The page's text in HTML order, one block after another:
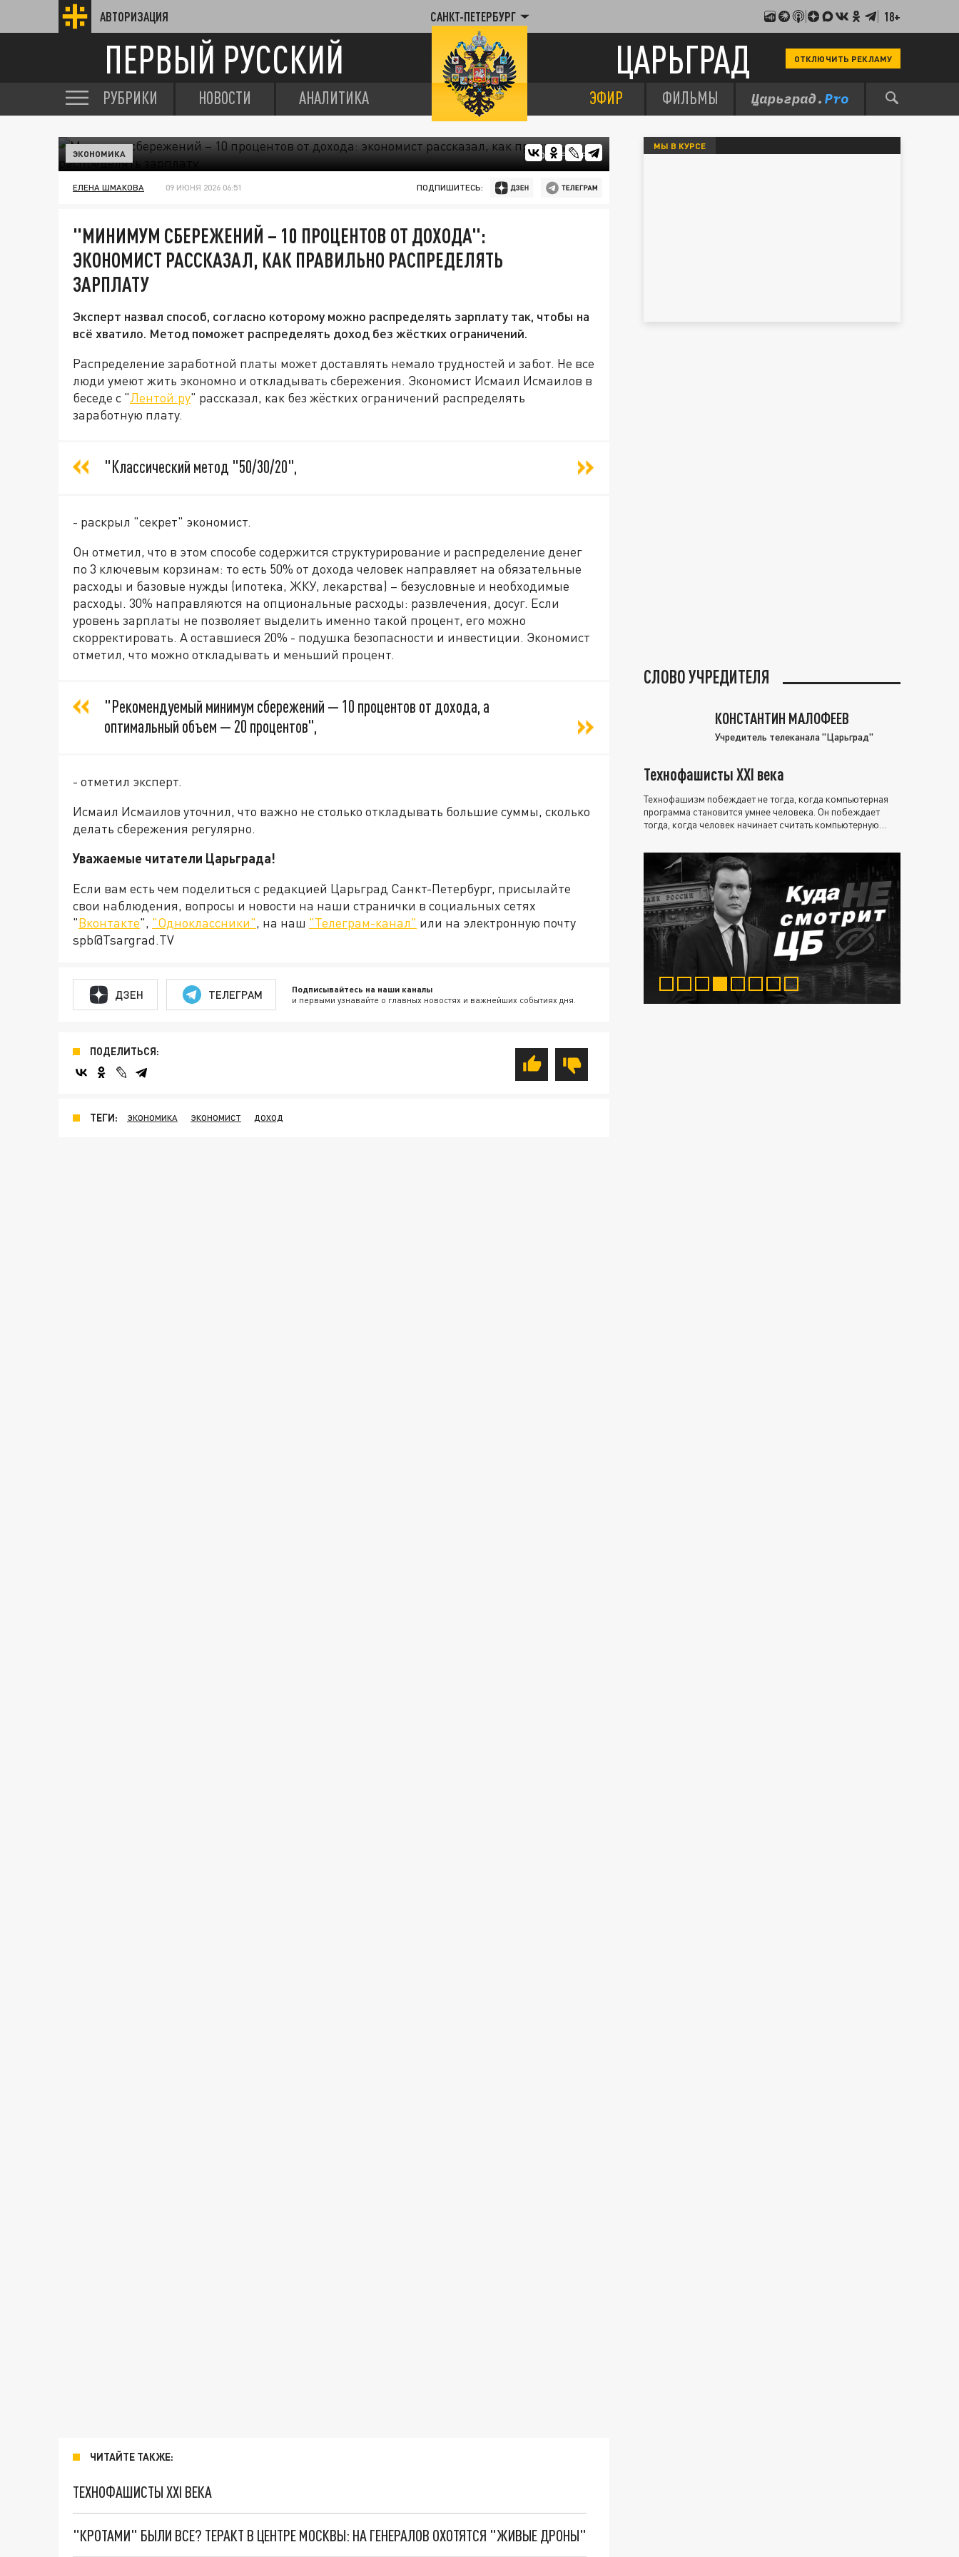
АВТОРИЗАЦИЯ САНКТ-ПЕТЕРБУРГ 18+
ПЕРВЫЙ РУССКИЙ ЦАРЬГРАД ОТКЛЮЧИТЬ РЕКЛАМУ
РУБРИКИ НОВОСТИ АНАЛИТИКА ЭФИР ФИЛЬМЫ
ФОТО: FREEPIK
ЭКОНОМИКА
ЕЛЕНА ШМАКОВА 09 ИЮНЯ 2026 06:51 ПОДПИШИТЕСЬ:
"МИНИМУМ СБЕРЕЖЕНИЙ – 10 ПРОЦЕНТОВ ОТ ДОХОДА":
ЭКОНОМИСТ РАССКАЗАЛ, КАК ПРАВИЛЬНО РАСПРЕДЕЛЯТЬ
ЗАРПЛАТУ
Эксперт назвал способ, согласно которому можно распределять зарплату так, чтобы на
всё хватило. Метод поможет распределять доход без жёстких ограничений.
Распределение заработной платы может доставлять немало трудностей и забот. Не все
люди умеют жить экономно и откладывать сбережения. Экономист Исмаил Исмаилов в
беседе с "Лентой.ру" рассказал, как без жёстких ограничений распределять
заработную плату.
"Классический метод "50/30/20",
- раскрыл "секрет" экономист.
Он отметил, что в этом способе содержится структурирование и распределение денег
по 3 ключевым корзинам: то есть 50% от дохода человек направляет на обязательные
расходы и базовые нужды (ипотека, ЖКУ, лекарства) – безусловные и необходимые
расходы. 30% направляются на опциональные расходы: развлечения, досуг. Если
уровень зарплаты не позволяет выделить именно такой процент, его можно
скорректировать. А оставшиеся 20% - подушка безопасности и инвестиции. Экономист
отметил, что можно откладывать и меньший процент.
"Рекомендуемый минимум сбережений — 10 процентов от дохода, а
оптимальный объем — 20 процентов",
- отметил эксперт.
Исмаил Исмаилов уточнил, что важно не столько откладывать большие суммы, сколько
делать сбережения регулярно.
Уважаемые читатели Царьграда!
Если вам есть чем поделиться с редакцией Царьград Санкт-Петербург, присылайте
свои наблюдения, вопросы и новости на наши странички в социальных сетях
"Вконтакте", "Одноклассники", на наш "Телеграм-канал" или на электронную почту
spb@Tsargrad.TV
ДЗЕН ТЕЛЕГРАМ Подписывайтесь на наши каналы
и первыми узнавайте о главных новостях и важнейших событиях дня.
ПОДЕЛИТЬСЯ:
ТЕГИ: ЭКОНОМИКА ЭКОНОМИСТ ДОХОД
ЧИТАЙТЕ ТАКЖЕ:
ТЕХНОФАШИСТЫ XXI ВЕКА
"КРОТАМИ" БЫЛИ ВСЕ? ТЕРАКТ В ЦЕНТРЕ МОСКВЫ: НА ГЕНЕРАЛОВ ОХОТЯТСЯ "ЖИВЫЕ ДРОНЫ"
МЫ В КУРСЕ
СЛОВО УЧРЕДИТЕЛЯ
КОНСТАНТИН МАЛОФЕЕВ
Учредитель телеканала "Царьград"
Технофашисты XXI века
Технофашизм побеждает не тогда, когда компьютерная
программа становится умнее человека. Он побеждает
тогда, когда человек начинает считать компьютерную